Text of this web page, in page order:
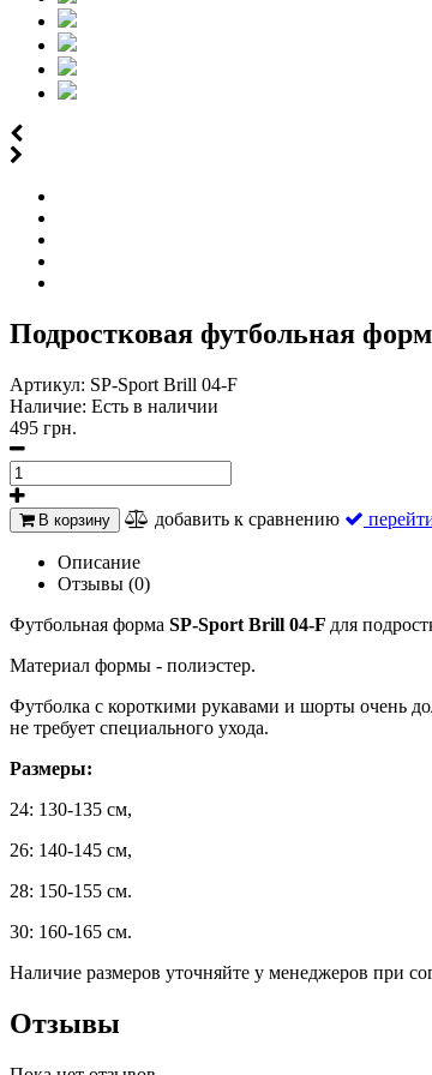
Подростковая футбольная
Артикул: SP-Sport Brill 04-F
Наличие: Есть в наличии
495 грн.
В корзину добавить к сравнению
Описание
Отзывы (0)
Футбольная форма SP-Sport Brill 04-F для
Материал формы - полиэстер.
Футболка с короткими рукавами и шорты очень
не требует специального ухода.
Размеры:
24: 130-135 см,
26: 140-145 см,
28: 150-155 см.
30: 160-165 см.
Наличие размеров уточняйте у менеджеров при
Отзывы